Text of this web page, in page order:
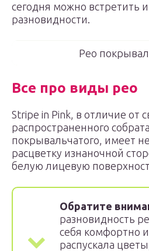
сегодня можно встретить
разновидности.
Рео
Все про виды рео
Stripe in Pink, в отличие от
распространенного
покрывальчатого, имеет
расцветку изнаночной
белую лицевую
Обратите
разновидность
себя комфортно
распускала